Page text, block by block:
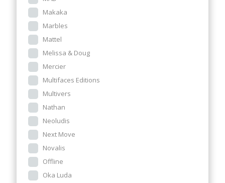
Makaka
Marbles
Mattel
Melissa & Doug
Mercier
Multifaces Editions
Multivers
Nathan
Neoludis
Next Move
Novalis
Offline
Oka Luda